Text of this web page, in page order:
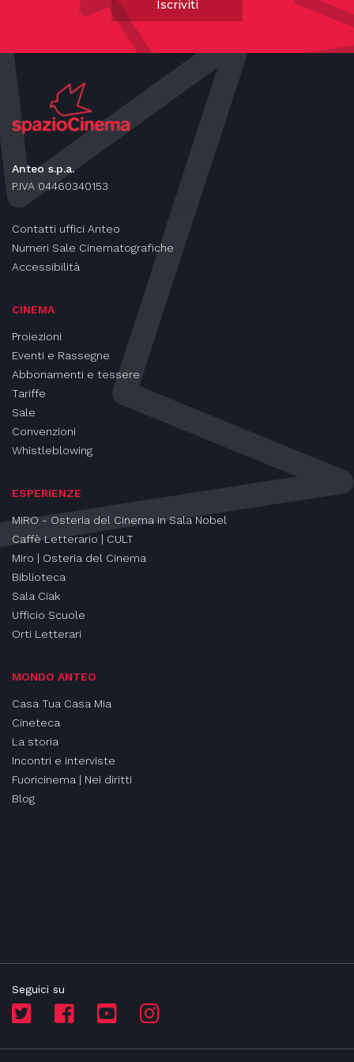
Iscriviti
Anteo s.p.a.
P.IVA 04460340153
Contatti uffici Anteo
Numeri Sale Cinematografiche
Accessibilità
CINEMA
Proiezioni
Eventi e Rassegne
Abbonamenti e tessere
Tariffe
Sale
Convenzioni
Whistleblowing
ESPERIENZE
MIRO - Osteria del Cinema in Sala Nobel
Caffè Letterario | CULT
Miro | Osteria del Cinema
Biblioteca
Sala Ciak
Ufficio Scuole
Orti Letterari
MONDO ANTEO
Casa Tua Casa Mia
Cineteca
La storia
Incontri e interviste
Fuoricinema | Nei diritti
Blog
Seguici su